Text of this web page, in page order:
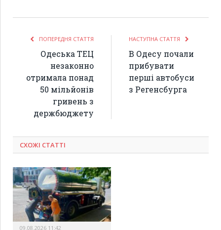
ПОПЕРЕДНЯ СТАТТЯ
Одеська ТЕЦ
незаконно
отримала понад
50 мільйонів
гривень з
держбюджету
НАСТУПНА СТАТТЯ
В Одесу почали
прибувати
перші автобуси
з Регенсбурга
СХОЖІ СТАТТІ
09.08.2026 11:42